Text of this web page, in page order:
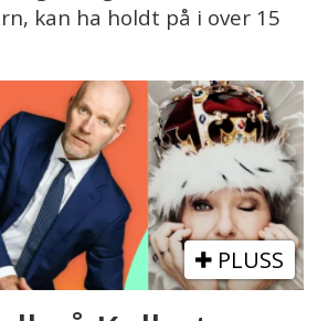
kan ha holdt på i over 15
PLUSS